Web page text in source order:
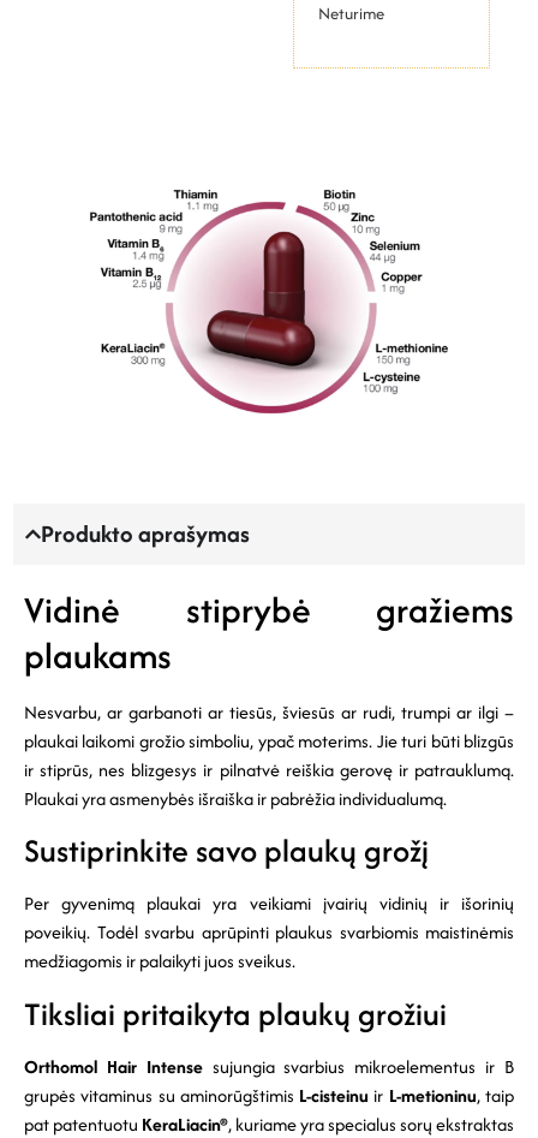
Neturime
Produkto aprašymas
Vidinė stiprybė gražiems
plaukams
Nesvarbu, ar garbanoti ar tiesūs, šviesūs ar rudi, trumpi ar ilgi –
plaukai laikomi grožio simboliu, ypač moterims. Jie turi būti blizgūs
ir stiprūs, nes blizgesys ir pilnatvė reiškia gerovę ir patrauklumą.
Plaukai yra asmenybės išraiška ir pabrėžia individualumą.
Sustiprinkite savo plaukų grožį
Per gyvenimą plaukai yra veikiami įvairių vidinių ir išorinių
poveikių. Todėl svarbu aprūpinti plaukus svarbiomis maistinėmis
medžiagomis ir palaikyti juos sveikus.
Tiksliai pritaikyta plaukų grožiui
Orthomol Hair Intensesujungia svarbius mikroelementus ir B
grupės vitaminus su aminorūgštimis L-cisteinu ir L-metioninu, taip
pat patentuotu KeraLiacin®, kuriame yra specialus sorų ekstraktas